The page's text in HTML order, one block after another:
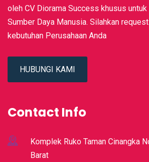
oleh CV Diorama Success khusus
Sumber Daya Manusia. Silahkan
kebutuhan Perusahaan Anda
HUBUNGI KAMI
Contact Info
Komplek Ruko Taman Cinangka
Barat